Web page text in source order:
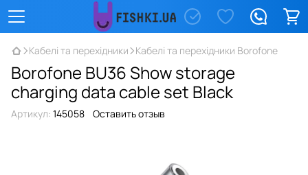
Кабелі та перехідники Кабелі та перехідники Borofone
Borofone BU36 Show storage
charging data cable set Black
Артикул: 145058 Оставить отзыв